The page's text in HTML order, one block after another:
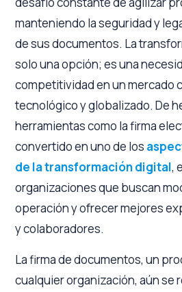
manteniendo la seguridad y
de sus documentos. La
solo una opción; es una
competitividad en un mercado
tecnológico y globalizado. De
herramientas como la firma
convertido en uno de los
de la transformación digital,
organizaciones que buscan
operación y ofrecer mejores
y colaboradores.
La firma de documentos, un
cualquier organización, aún se